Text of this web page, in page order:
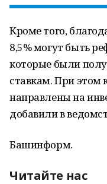
Кроме того,
8,5% могут быть
которые были
ставкам. При
направлены на
добавили в
Башинформ.
Читайте нас